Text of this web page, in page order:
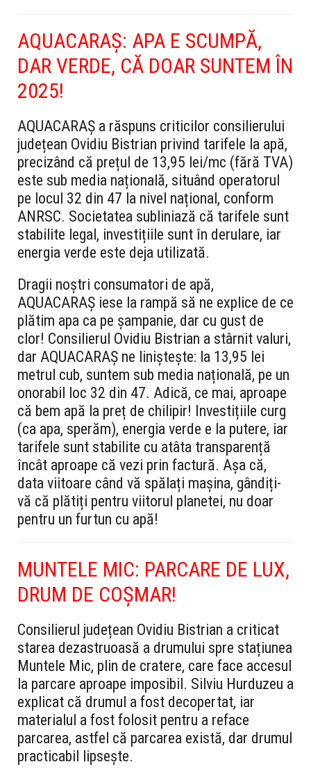
AQUACARAȘ: APA E SCUMPĂ,
DAR VERDE, CĂ DOAR SUNTEM ÎN
2025!
AQUACARAȘ a răspuns criticilor consilierului
județean Ovidiu Bistrian privind tarifele la apă,
precizând că prețul de 13,95 lei/mc (fără TVA)
este sub media națională, situând operatorul
pe locul 32 din 47 la nivel național, conform
ANRSC. Societatea subliniază că tarifele sunt
stabilite legal, investițiile sunt în derulare, iar
energia verde este deja utilizată.
Dragii noștri consumatori de apă,
AQUACARAȘ iese la rampă să ne explice de ce
plătim apa ca pe șampanie, dar cu gust de
clor! Consilierul Ovidiu Bistrian a stârnit valuri,
dar AQUACARAȘ ne liniștește: la 13,95 lei
metrul cub, suntem sub media națională, pe un
onorabil loc 32 din 47. Adică, ce mai, aproape
că bem apă la preț de chilipir! Investițiile curg
(ca apa, sperăm), energia verde e la putere, iar
tarifele sunt stabilite cu atâta transparență
încât aproape că vezi prin factură. Așa că,
data viitoare când vă spălați mașina, gândiți-
vă că plătiți pentru viitorul planetei, nu doar
pentru un furtun cu apă!
MUNTELE MIC: PARCARE DE LUX,
DRUM DE COȘMAR!
Consilierul județean Ovidiu Bistrian a criticat
starea dezastruoasă a drumului spre stațiunea
Muntele Mic, plin de cratere, care face accesul
la parcare aproape imposibil. Silviu Hurduzeu a
explicat că drumul a fost decopertat, iar
materialul a fost folosit pentru a reface
parcarea, astfel că parcarea există, dar drumul
practicabil lipsește.